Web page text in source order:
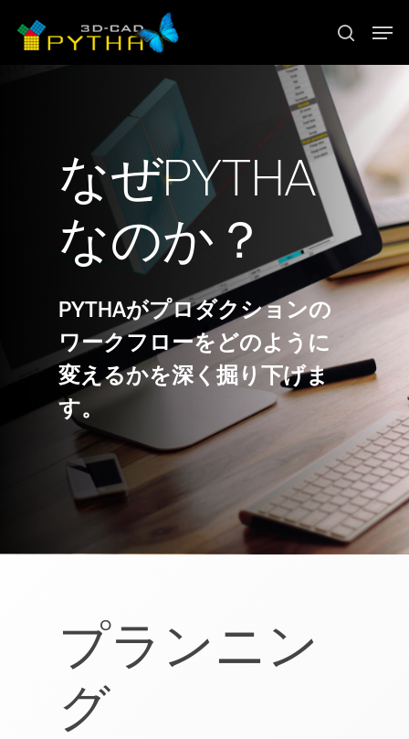
なぜPYTHA
なのか？
PYTHAがプロダクションの
ワークフローをどのように
変えるかを深く掘り下げま
す。
プランニン
グ